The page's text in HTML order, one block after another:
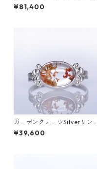
RADINA（グラディナ）
¥81,400
ガーデンクォーツSilverリング
LINDEN(リンデン）[L009]
¥39,600